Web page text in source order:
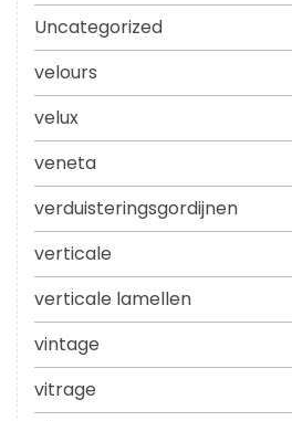
Uncategorized
velours
velux
veneta
verduisteringsgordijnen
verticale
verticale lamellen
vintage
vitrage